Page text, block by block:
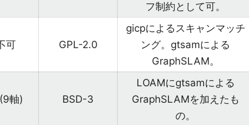
フ制約として可。
可 GPL-2.0
gicpによるスキャンマッチ
ング。gtsamによる
GraphSLAM。
軸) BSD-3
LOAMにgtsamによる
GraphSLAMを加えたも
の。